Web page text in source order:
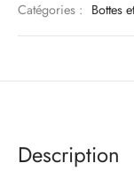
Catégories : Bottes
Description